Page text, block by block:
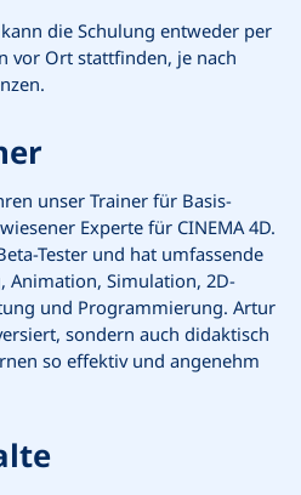
die Schulung entweder per
vor Ort stattfinden, je nach
unser Trainer für Basis-
Experte für CINEMA 4D.
Tester und hat umfassende
Animation, Simulation, 2D-
und Programmierung. Artur
sondern auch didaktisch
so effektiv und angenehm